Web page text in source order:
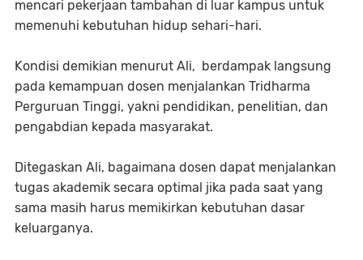
mencari pekerjaan tambahan di luar kampus untuk
memenuhi kebutuhan hidup sehari-hari.
Kondisi demikian menurut Ali, berdampak langsung
pada kemampuan dosen menjalankan Tridharma
Perguruan Tinggi, yakni pendidikan, penelitian, dan
pengabdian kepada masyarakat.
Ditegaskan Ali, bagaimana dosen dapat menjalankan
tugas akademik secara optimal jika pada saat yang
sama masih harus memikirkan kebutuhan dasar
keluarganya.